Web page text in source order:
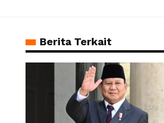
Berita Terkait